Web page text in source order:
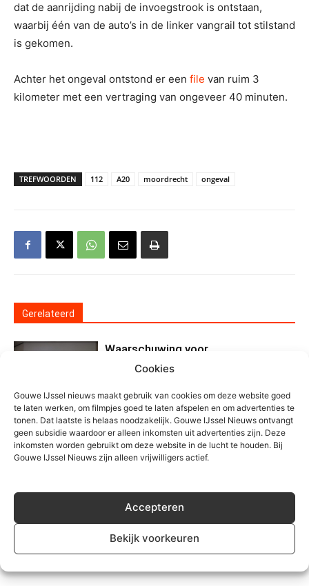
Cookies
Gouwe IJssel nieuws maakt gebruik van cookies om deze website goed
te laten werken, om filmpjes goed te laten afspelen en om advertenties te
tonen. Dat laatste is helaas noodzakelijk. Gouwe IJssel Nieuws ontvangt
geen subsidie waardoor er alleen inkomsten uit advertenties zijn. Deze
inkomsten worden gebruikt om deze website in de lucht te houden. Bij
Gouwe IJssel Nieuws zijn alleen vrijwilligers actief.
Accepteren
Bekijk voorkeuren
dat de aanrijding nabij de invoegstrook is ontstaan,
waarbij één van de auto’s in de linker vangrail tot stilstand
is gekomen.
Achter het ongeval ontstond er een file van ruim 3
kilometer met een vertraging van ongeveer 40 minuten.
TREFWOORDEN 112 A20 moordrecht ongeval
Gerelateerd
Algemeen
Waarschuwing voor
nepzorgmedewerkers in
Grote zoektocht op
Zevenhuizerplas, vermist persoon
veilig gevonden
Motorrijder gewond na eenzijdig
ongeval Kortenoord in
Nieuwerkerk